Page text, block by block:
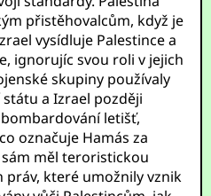
přistěhovalcům, když je
vysídluje Palestince a
ignorujíc svou roli v jejich
skupiny používaly
a Izrael později
letišť,
označuje Hamás za
měl teroristickou
které umožnily vznik